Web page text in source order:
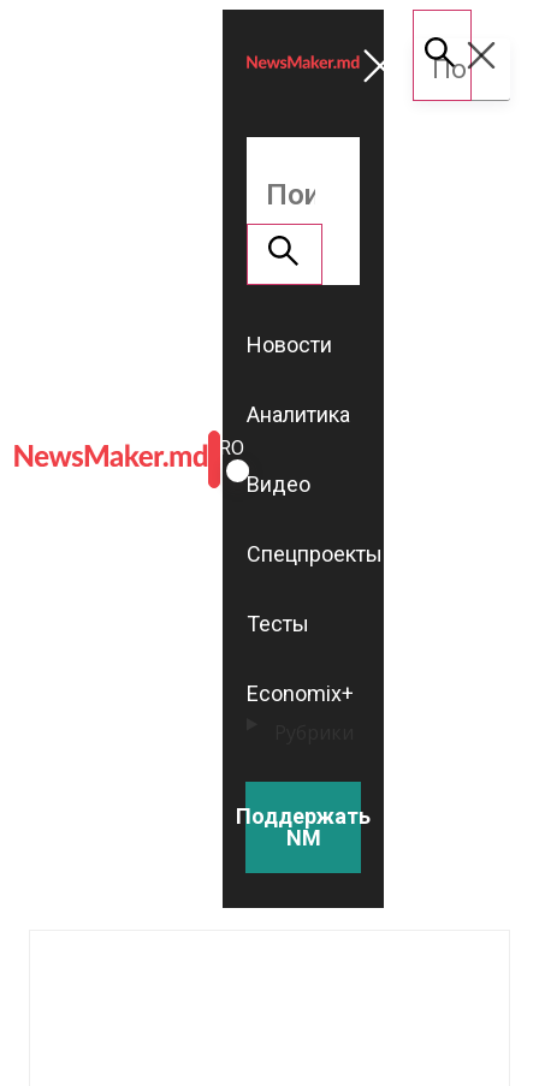
ROMÂNĂ
RU
Новости
Аналитика
Видео
Спецпроекты
Тесты
Economix+
Поддержать
NM